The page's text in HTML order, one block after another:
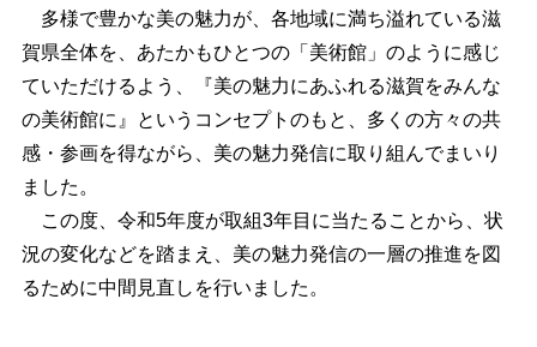
多様で豊かな美の魅力が、各地域に満ち溢れている滋
賀県全体を、あたかもひとつの「美術館」のように感じ
ていただけるよう、『美の魅力にあふれる滋賀をみんな
の美術館に』というコンセプトのもと、多くの方々の共
感・参画を得ながら、美の魅力発信に取り組んでまいり
ました。
この度、令和5年度が取組3年目に当たることから、状
況の変化などを踏まえ、美の魅力発信の一層の推進を図
るために中間見直しを行いました。